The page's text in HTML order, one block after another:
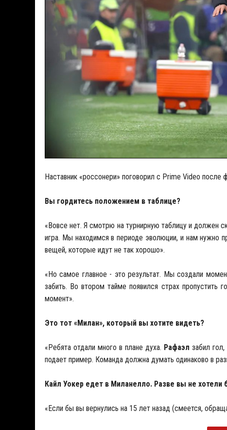
Наставник «россонери» поговорил с Prime Video после
Вы гордитесь положением в таблице?
«Вовсе нет. Я смотрю на турнирную таблицу и должен
игра. Мы находимся в периоде эволюции, и нам нужно
вещей, которые идут не так хорошо».
«Но самое главное - это результат. Мы создали
забить. Во втором тайме появился страх пропустить
момент».
Это тот «Милан», который вы хотите видеть?
«Ребята отдали много в плане духа. Рафаэл забил
подает пример. Команда должна думать одинаково в
Кайл Уокер едет в Миланелло. Разве вы не
«Если бы вы вернулись на 15 лет назад (смеется,